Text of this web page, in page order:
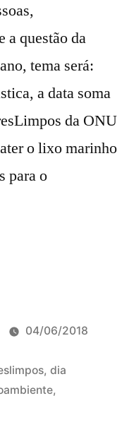
a questão da
tema será:
a data soma
da ONU
o lixo marinho
para o
04/06/2018
, dia
,